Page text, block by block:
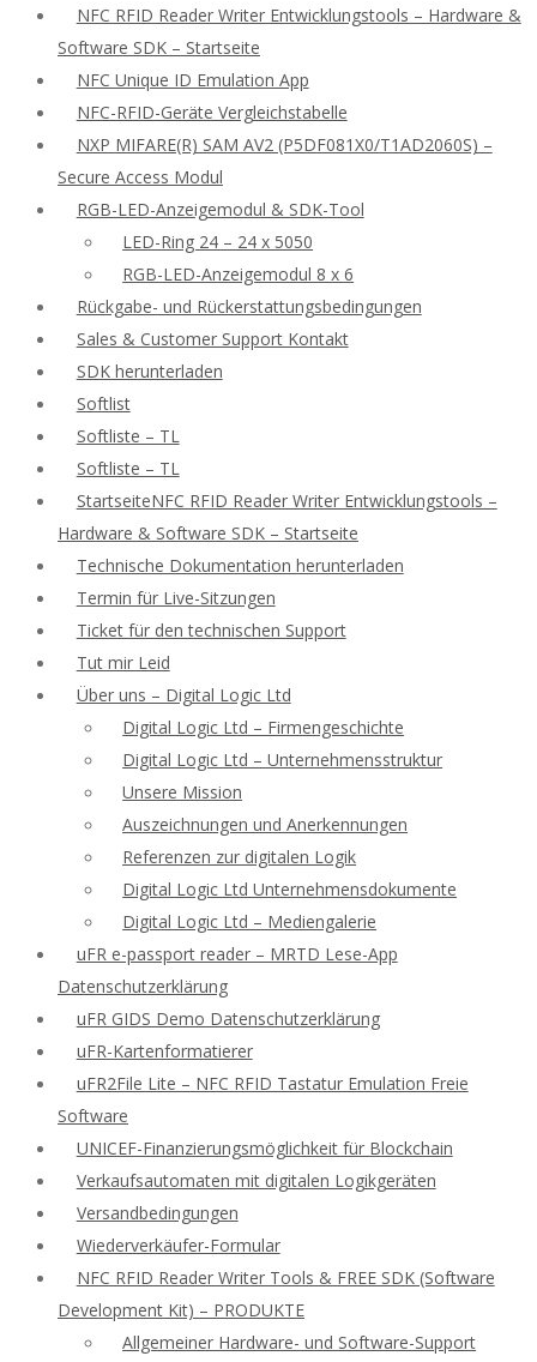
NFC RFID Reader Writer Entwicklungstools – Hardware &
Software SDK – Startseite
NFC Unique ID Emulation App
NFC-RFID-Geräte Vergleichstabelle
NXP MIFARE(R) SAM AV2 (P5DF081X0/T1AD2060S) –
Secure Access Modul
RGB-LED-Anzeigemodul & SDK-Tool
LED-Ring 24 – 24 x 5050
RGB-LED-Anzeigemodul 8 x 6
Rückgabe- und Rückerstattungsbedingungen
Sales & Customer Support Kontakt
SDK herunterladen
Softlist
Softliste – TL
Softliste – TL
StartseiteNFC RFID Reader Writer Entwicklungstools –
Hardware & Software SDK – Startseite
Technische Dokumentation herunterladen
Termin für Live-Sitzungen
Ticket für den technischen Support
Tut mir Leid
Über uns – Digital Logic Ltd
Digital Logic Ltd – Firmengeschichte
Digital Logic Ltd – Unternehmensstruktur
Unsere Mission
Auszeichnungen und Anerkennungen
Referenzen zur digitalen Logik
Digital Logic Ltd Unternehmensdokumente
Digital Logic Ltd – Mediengalerie
uFR e-passport reader – MRTD Lese-App
Datenschutzerklärung
uFR GIDS Demo Datenschutzerklärung
uFR-Kartenformatierer
uFR2File Lite – NFC RFID Tastatur Emulation Freie
Software
UNICEF-Finanzierungsmöglichkeit für Blockchain
Verkaufsautomaten mit digitalen Logikgeräten
Versandbedingungen
Wiederverkäufer-Formular
NFC RFID Reader Writer Tools & FREE SDK (Software
Development Kit) – PRODUKTE
Allgemeiner Hardware- und Software-Support